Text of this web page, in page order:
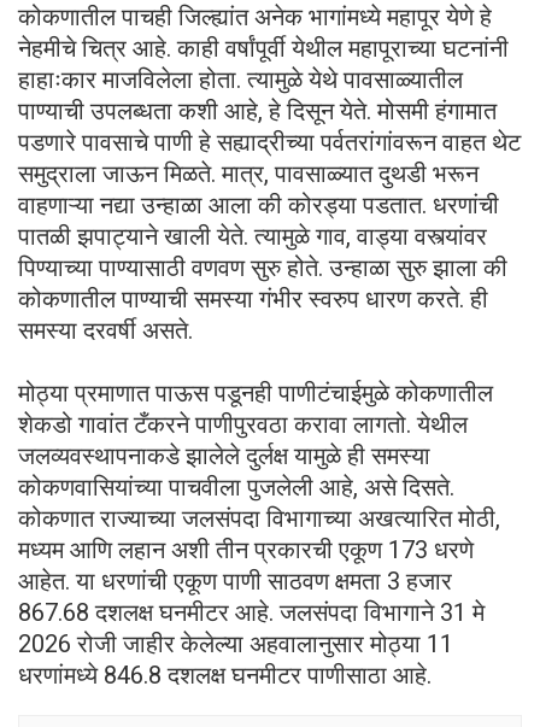
कोकणातील पाचही जिल्ह्यांत अनेक भागांमध्ये महापूर येणे हे
नेहमीचे चित्र आहे. काही वर्षांपूर्वी येथील महापूराच्या घटनांनी
हाहाःकार माजविलेला होता. त्यामुळे येथे पावसाळ्यातील
पाण्याची उपलब्धता कशी आहे, हे दिसून येते. मोसमी हंगामात
पडणारे पावसाचे पाणी हे सह्याद्रीच्या पर्वतरांगांवरून वाहत थेट
समुद्राला जाऊन मिळते. मात्र, पावसाळ्यात दुथडी भरून
वाहणाऱ्या नद्या उन्हाळा आला की कोरड्या पडतात. धरणांची
पातळी झपाट्याने खाली येते. त्यामुळे गाव, वाड्या वस्त्यांवर
पिण्याच्या पाण्यासाठी वणवण सुरु होते. उन्हाळा सुरु झाला की
कोकणातील पाण्याची समस्या गंभीर स्वरुप धारण करते. ही
समस्या दरवर्षी असते.
मोठ्या प्रमाणात पाऊस पडूनही पाणीटंचाईमुळे कोकणातील
शेकडो गावांत टँकरने पाणीपुरवठा करावा लागतो. येथील
जलव्यवस्थापनाकडे झालेले दुर्लक्ष यामुळे ही समस्या
कोकणवासियांच्या पाचवीला पुजलेली आहे, असे दिसते.
कोकणात राज्याच्या जलसंपदा विभागाच्या अखत्यारित मोठी,
मध्यम आणि लहान अशी तीन प्रकारची एकूण 173 धरणे
आहेत. या धरणांची एकूण पाणी साठवण क्षमता 3 हजार
867.68 दशलक्ष घनमीटर आहे. जलसंपदा विभागाने 31 मे
2026 रोजी जाहीर केलेल्या अहवालानुसार मोठ्या 11
धरणांमध्ये 846.8 दशलक्ष घनमीटर पाणीसाठा आहे.